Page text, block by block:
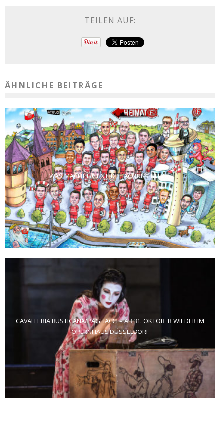
TEILEN AUF:
ÄHNLICHE BEITRÄGE
WAS MACHT EIGENTLICH JACQUES TILLY …
CAVALLERIA RUSTICANA/PAGLIACCI – AB 31. OKTOBER WIEDER IM
OPERNHAUS DÜSSELDORF